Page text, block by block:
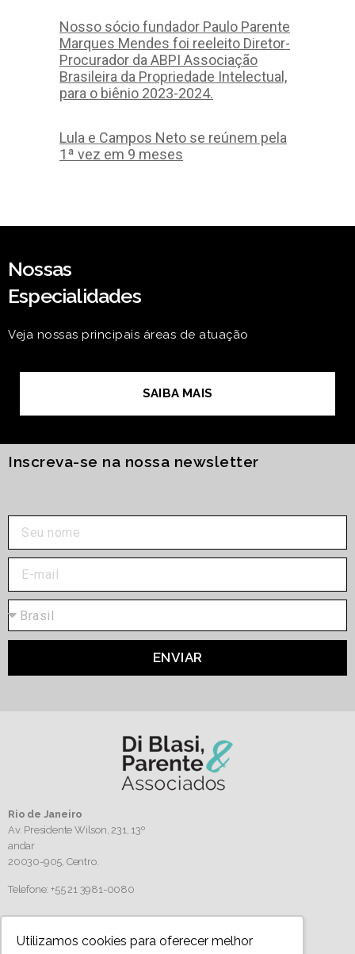
Utilizamos cookies para oferecer melhor
Nosso sócio fundador Paulo Parente
Marques Mendes foi reeleito Diretor-
Procurador da ABPI Associação
Brasileira da Propriedade Intelectual,
para o biênio 2023-2024.
Lula e Campos Neto se reúnem pela
1ª vez em 9 meses
Nossas
Especialidades
Veja nossas principais áreas de atuação
SAIBA MAIS
Inscreva-se na nossa newsletter
ENVIAR
Rio de Janeiro
Av. Presidente Wilson, 231, 13º
andar
20030-905, Centro.
Telefone: +55 21 3981-0080
Siga-nos